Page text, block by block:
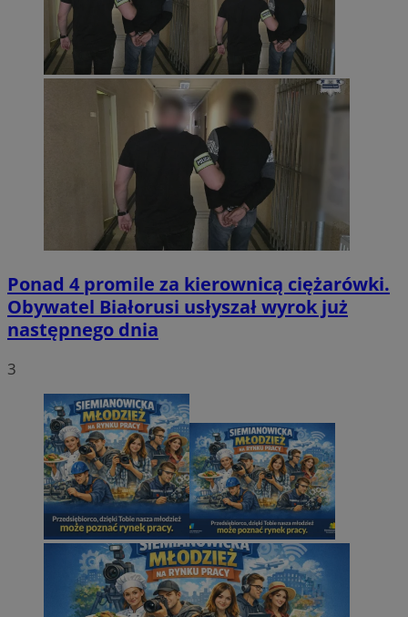
Ponad 4 promile za kierownicą ciężarówki.
Obywatel Białorusi usłyszał wyrok już
następnego dnia
3